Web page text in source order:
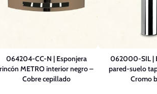
064204-CC-N | Esponjera
rincón METRO interior negro –
Cobre cepillado
062000-SIL |
pared-suelo
Cromo